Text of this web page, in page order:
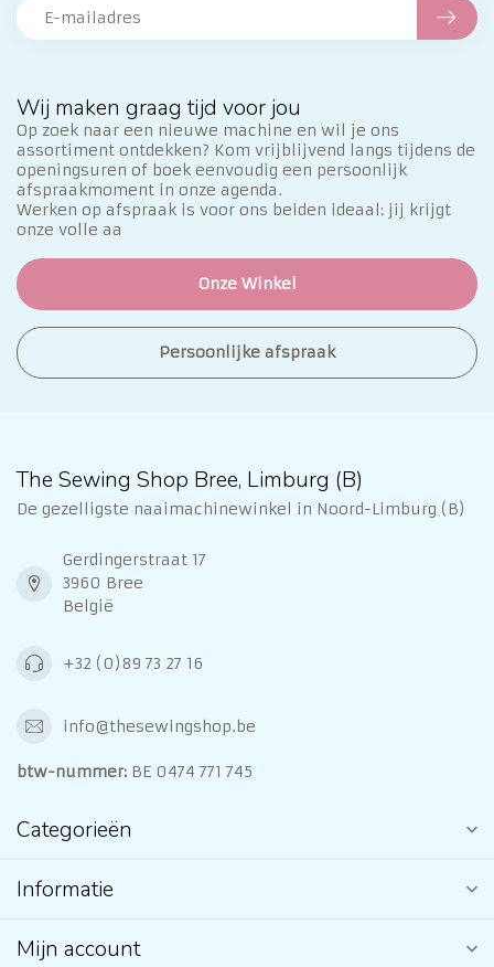
Wij maken graag tijd voor jou
Op zoek naar een nieuwe machine en wil je ons
assortiment ontdekken? Kom vrijblijvend langs tijdens de
openingsuren of boek eenvoudig een persoonlijk
afspraakmoment in onze agenda.
Werken op afspraak is voor ons beiden ideaal: jij krijgt
onze volle aa
Onze Winkel
Persoonlijke afspraak
The Sewing Shop Bree, Limburg (B)
De gezelligste naaimachinewinkel in Noord-Limburg (B)
Gerdingerstraat 17
3960 Bree
België
+32 (0)89 73 27 16
info@thesewingshop.be
btw-nummer: BE 0474 771 745
Categorieën
Informatie
Mijn account